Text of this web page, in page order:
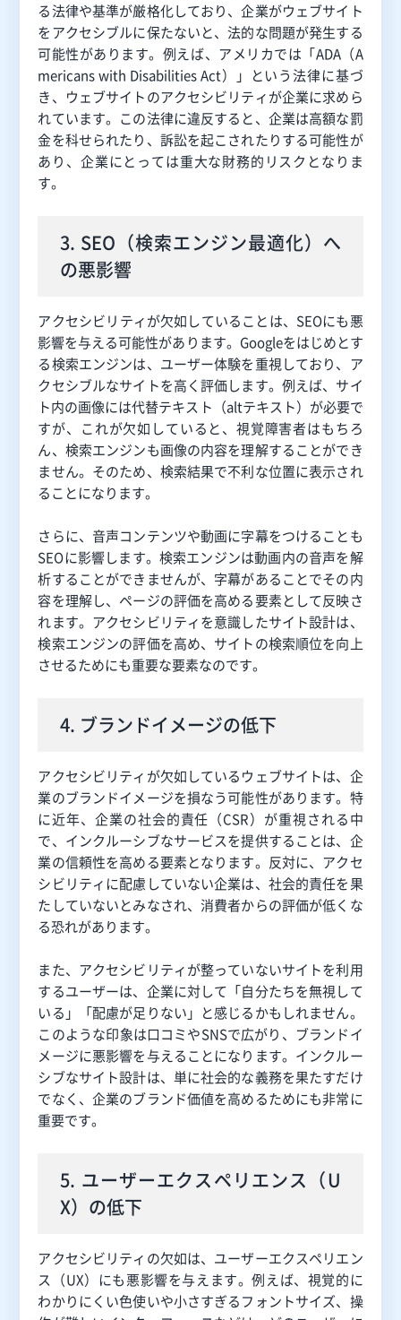
る法律や基準が厳格化しており、企業がウェブサイト
をアクセシブルに保たないと、法的な問題が発生する
可能性があります。例えば、アメリカでは「ADA（A
mericans with Disabilities Act）」という法律に基づ
き、ウェブサイトのアクセシビリティが企業に求めら
れています。この法律に違反すると、企業は高額な罰
金を科せられたり、訴訟を起こされたりする可能性が
あり、企業にとっては重大な財務的リスクとなりま
す。
3. SEO（検索エンジン最適化）へ
の悪影響
アクセシビリティが欠如していることは、SEOにも悪
影響を与える可能性があります。Googleをはじめとす
る検索エンジンは、ユーザー体験を重視しており、ア
クセシブルなサイトを高く評価します。例えば、サイ
ト内の画像には代替テキスト（altテキスト）が必要で
すが、これが欠如していると、視覚障害者はもちろ
ん、検索エンジンも画像の内容を理解することができ
ません。そのため、検索結果で不利な位置に表示され
ることになります。
さらに、音声コンテンツや動画に字幕をつけることも
SEOに影響します。検索エンジンは動画内の音声を解
析することができませんが、字幕があることでその内
容を理解し、ページの評価を高める要素として反映さ
れます。アクセシビリティを意識したサイト設計は、
検索エンジンの評価を高め、サイトの検索順位を向上
させるためにも重要な要素なのです。
4. ブランドイメージの低下
アクセシビリティが欠如しているウェブサイトは、企
業のブランドイメージを損なう可能性があります。特
に近年、企業の社会的責任（CSR）が重視される中
で、インクルーシブなサービスを提供することは、企
業の信頼性を高める要素となります。反対に、アクセ
シビリティに配慮していない企業は、社会的責任を果
たしていないとみなされ、消費者からの評価が低くな
る恐れがあります。
また、アクセシビリティが整っていないサイトを利用
するユーザーは、企業に対して「自分たちを無視して
いる」「配慮が足りない」と感じるかもしれません。
このような印象は口コミやSNSで広がり、ブランドイ
メージに悪影響を与えることになります。インクルー
シブなサイト設計は、単に社会的な義務を果たすだけ
でなく、企業のブランド価値を高めるためにも非常に
重要です。
5. ユーザーエクスペリエンス（U
X）の低下
アクセシビリティの欠如は、ユーザーエクスペリエン
ス（UX）にも悪影響を与えます。例えば、視覚的に
わかりにくい色使いや小さすぎるフォントサイズ、操